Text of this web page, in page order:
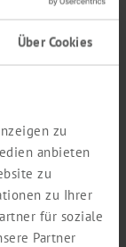
Über Cookies
zu
anbieten
zu
zu Ihrer
für soziale
Partner